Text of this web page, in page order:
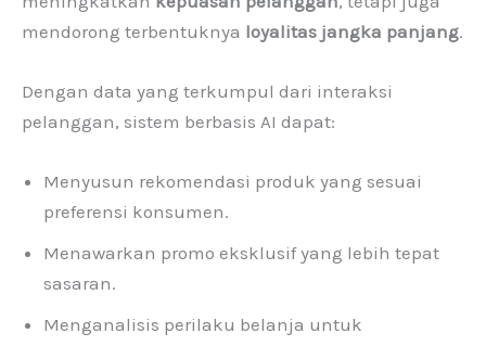
mendorong terbentuknya loyalitas jangka panjang.
Dengan data yang terkumpul dari interaksi
pelanggan, sistem berbasis AI dapat:
Menyusun rekomendasi produk yang sesuai
preferensi konsumen.
Menawarkan promo eksklusif yang lebih tepat
sasaran.
Menganalisis perilaku belanja untuk